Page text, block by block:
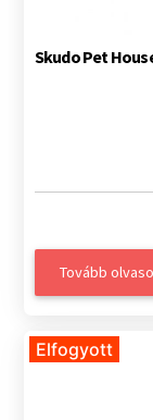
Skudo Pet
Tovább
Elfogyott